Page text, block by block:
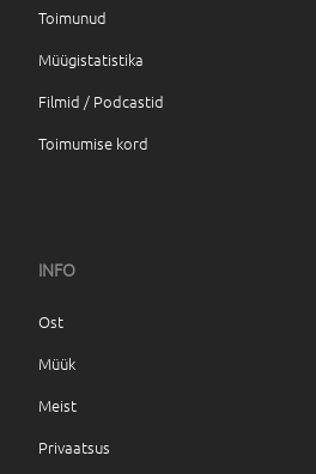
Toimunud
Müügistatistika
Filmid / Podcastid
Toimumise kord
INFO
Ost
Müük
Meist
Privaatsus